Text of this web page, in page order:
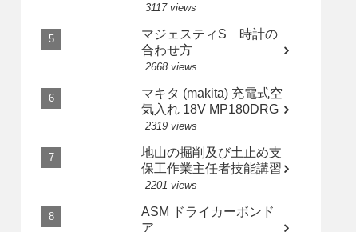
3117 views
マジェスティS 時計の
合わせ方
2668 views
マキタ (makita) 充電式空
気入れ 18V MP180DRG
2319 views
地山の掘削及び土止め支
保工作業主任者技能講習
2201 views
ASM ドライカーボンド
ア